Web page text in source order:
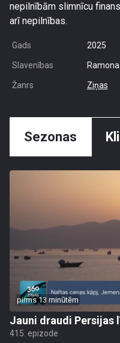
nepilnībām slimnīcu
arī nepilnības.
Gads 2025
Slavenības
Žanrs Ziņas
Sezonas
pirms 13 minūtēm
Jauni draudi Persijas
415. epizode